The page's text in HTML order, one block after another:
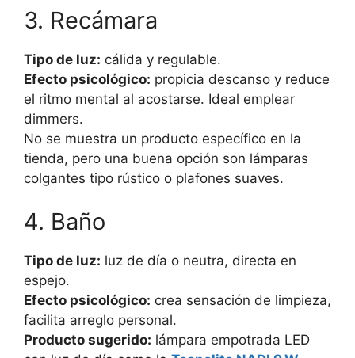
3. Recámara
Tipo de luz: cálida y regulable.
Efecto psicológico: propicia descanso y reduce
el ritmo mental al acostarse. Ideal emplear
dimmers.
No se muestra un producto específico en la
tienda, pero una buena opción son lámparas
colgantes tipo rústico o plafones suaves.
4. Baño
Tipo de luz: luz de día o neutra, directa en
espejo.
Efecto psicológico: crea sensación de limpieza,
facilita arreglo personal.
Producto sugerido: lámpara empotrada LED